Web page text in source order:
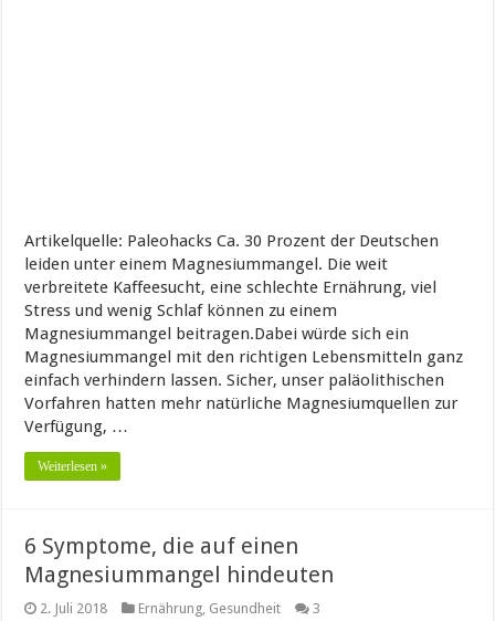
Artikelquelle: Paleohacks Ca. 30 Prozent der Deutschen
leiden unter einem Magnesiummangel. Die weit
verbreitete Kaffeesucht, eine schlechte Ernährung, viel
Stress und wenig Schlaf können zu einem
Magnesiummangel beitragen.Dabei würde sich ein
Magnesiummangel mit den richtigen Lebensmitteln ganz
einfach verhindern lassen. Sicher, unser paläolithischen
Vorfahren hatten mehr natürliche Magnesiumquellen zur
Verfügung, …
Weiterlesen »
6 Symptome, die auf einen
Magnesiummangel hindeuten
2. Juli 2018 Ernährung, Gesundheit 3